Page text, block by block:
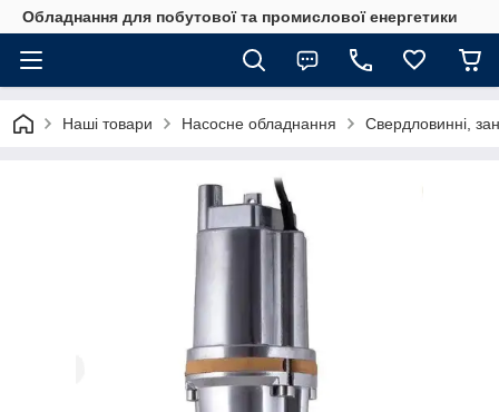
Обладнання для побутової та промислової енергетики
Наші товари Насосне обладнання Свердловинні,